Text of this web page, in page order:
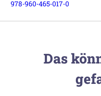
978-960-465-017-0
Das